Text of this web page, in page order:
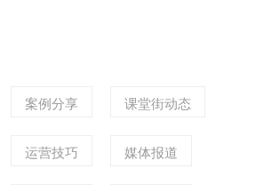
案例分享 课堂街动态
运营技巧 媒体报道